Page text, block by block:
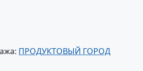
ПРОДУКТОВЫЙ ГОРОД